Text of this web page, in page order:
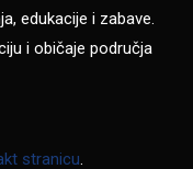
edukacije i zabave.
i običaje područja
stranicu.